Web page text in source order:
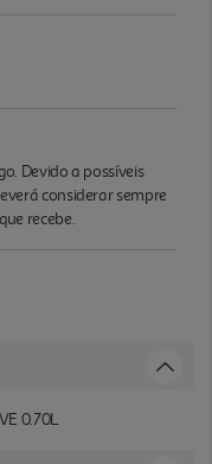
Devido a possíveis
considerar sempre
recebe.
0.70L